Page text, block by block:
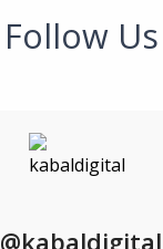
Follow Us
@kabaldigital